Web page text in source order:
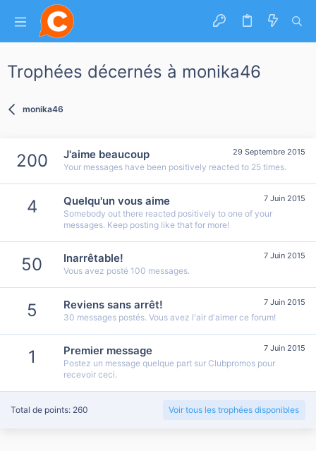
Trophées décernés à monika46
monika46
200 29 Septembre 2015
J'aime beaucoup
Your messages have been positively reacted to 25 times.
4 7 Juin 2015
Quelqu'un vous aime
Somebody out there reacted positively to one of your
messages. Keep posting like that for more!
50 7 Juin 2015
Inarrêtable!
Vous avez posté 100 messages.
5 7 Juin 2015
Reviens sans arrêt!
30 messages postés. Vous avez l'air d'aimer ce forum!
1 7 Juin 2015
Premier message
Postez un message quelque part sur Clubpromos pour
recevoir ceci.
Total de points: 260 Voir tous les trophées disponibles